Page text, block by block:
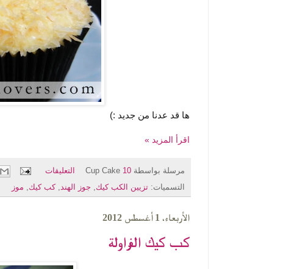
ها قد عدنا من جديد :)
اقرأ المزيد »
مرسلة بواسطة Cup Cake 10 التعليقات
التسميات:تزيين الكب كيك جوز الهند ,كب كيك موز
الأربعاء، 1 أغسطس 2012
كب كيك الفراولة